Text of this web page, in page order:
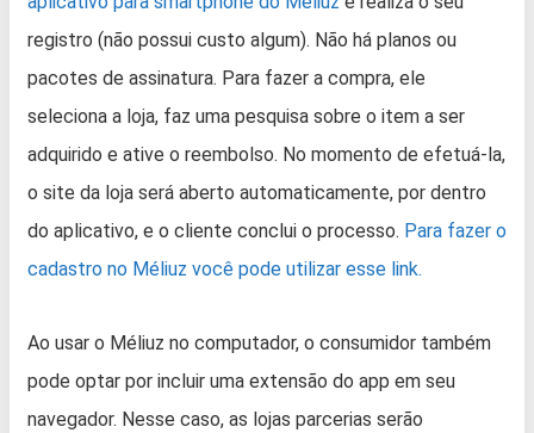
registro (não possui custo algum). Não há planos ou
pacotes de assinatura. Para fazer a compra, ele
seleciona a loja, faz uma pesquisa sobre o item a ser
adquirido e ative o reembolso. No momento de efetuá-la,
o site da loja será aberto automaticamente, por dentro
do aplicativo, e o cliente conclui o processo. Para fazer o
cadastro no Méliuz você pode utilizar esse link.
Ao usar o Méliuz no computador, o consumidor também
pode optar por incluir uma extensão do app em seu
navegador. Nesse caso, as lojas parcerias serão